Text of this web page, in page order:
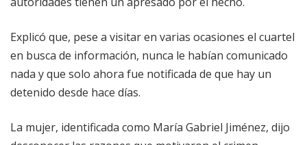
Explicó que, pese a visitar en varias ocasiones el cuartel
en busca de información, nunca le habían comunicado
nada y que solo ahora fue notificada de que hay un
detenido desde hace días.
La mujer, identificada como María Gabriel Jiménez, dijo